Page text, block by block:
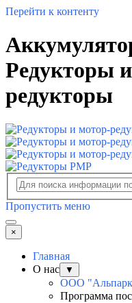
Перейти к контенту
Редукторы
редукторы
Пропустить меню
×
Главная
О нас
▼
ООО
Программа